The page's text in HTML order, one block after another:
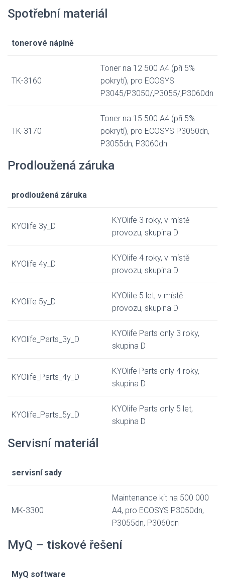
Spotřební materiál
tonerové náplně
TK-3160
Toner na 12 500 A4 (při 5%
pokrytí), pro ECOSYS
P3045/P3050/,P3055/,P3060dn
TK-3170
Toner na 15 500 A4 (při 5%
pokrytí), pro ECOSYS P3050dn,
P3055dn, P3060dn
Prodloužená záruka
prodloužená záruka
KYOlife 3y_D
KYOlife 3 roky, v místě
provozu, skupina D
KYOlife 4y_D
KYOlife 4 roky, v místě
provozu, skupina D
KYOlife 5y_D
KYOlife 5 let, v místě
provozu, skupina D
KYOlife_Parts_3y_D
KYOlife Parts only 3 roky,
skupina D
KYOlife_Parts_4y_D
KYOlife Parts only 4 roky,
skupina D
KYOlife_Parts_5y_D
KYOlife Parts only 5 let,
skupina D
Servisní materiál
servisní sady
MK-3300
Maintenance kit na 500 000
A4, pro ECOSYS P3050dn,
P3055dn, P3060dn
MyQ – tiskové řešení
MyQ software